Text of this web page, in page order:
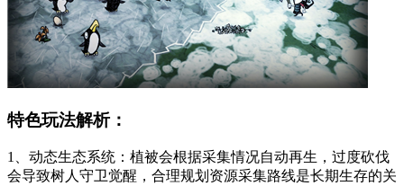
特色玩法解析：
1、动态生态系统：植被会根据采集情况自动再生，过度砍伐
会导致树人守卫觉醒，合理规划资源采集路线是长期生存的关